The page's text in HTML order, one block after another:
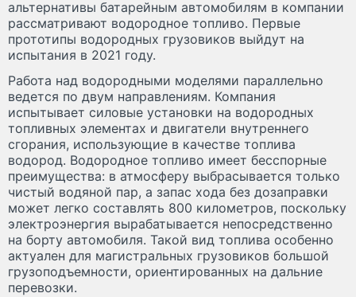
альтернативы батарейным автомобилям в компании
рассматривают водородное топливо. Первые
прототипы водородных грузовиков выйдут на
испытания в 2021 году.
Работа над водородными моделями параллельно
ведется по двум направлениям. Компания
испытывает силовые установки на водородных
топливных элементах и двигатели внутреннего
сгорания, использующие в качестве топлива
водород. Водородное топливо имеет бесспорные
преимущества: в атмосферу выбрасывается только
чистый водяной пар, а запас хода без дозаправки
может легко составлять 800 километров, поскольку
электроэнергия вырабатывается непосредственно
на борту автомобиля. Такой вид топлива особенно
актуален для магистральных грузовиков большой
грузоподъемности, ориентированных на дальние
перевозки.